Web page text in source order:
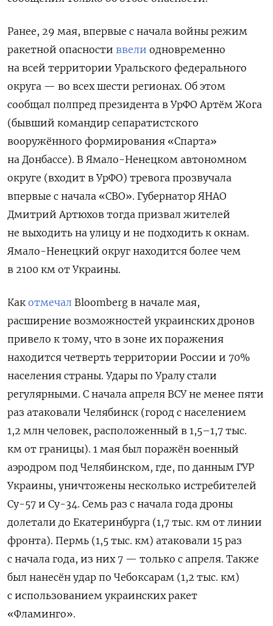
Ранее, 29 мая, впервые с начала войны режим
ракетной опасности ввели одновременно
на всей территории Уральского федерального
округа — во всех шести регионах. Об этом
сообщал полпред президента в УрФО Артём Жога
(бывший командир сепаратистского
вооружённого формирования «Спарта»
на Донбассе). В Ямало-Ненецком автономном
округе (входит в УрФО) тревога прозвучала
впервые с начала «СВО». Губернатор ЯНАО
Дмитрий Артюхов тогда призвал жителей
не выходить на улицу и не подходить к окнам.
Ямало-Ненецкий округ находится более чем
в 2100 км от Украины.
Как отмечал Bloomberg в начале мая,
расширение возможностей украинских дронов
привело к тому, что в зоне их поражения
находится четверть территории России и 70%
населения страны. Удары по Уралу стали
регулярными. С начала апреля ВСУ не менее пяти
раз атаковали Челябинск (город с населением
1,2 млн человек, расположенный в 1,5–1,7 тыс.
км от границы). 1 мая был поражён военный
аэродром под Челябинском, где, по данным ГУР
Украины, уничтожены несколько истребителей
Су-57 и Су-34. Семь раз с начала года дроны
долетали до Екатеринбурга (1,7 тыс. км от линии
фронта). Пермь (1,5 тыс. км) атаковали 15 раз
с начала года, из них 7 — только с апреля. Также
был нанесён удар по Чебоксарам (1,2 тыс. км)
с использованием украинских ракет
«Фламинго».